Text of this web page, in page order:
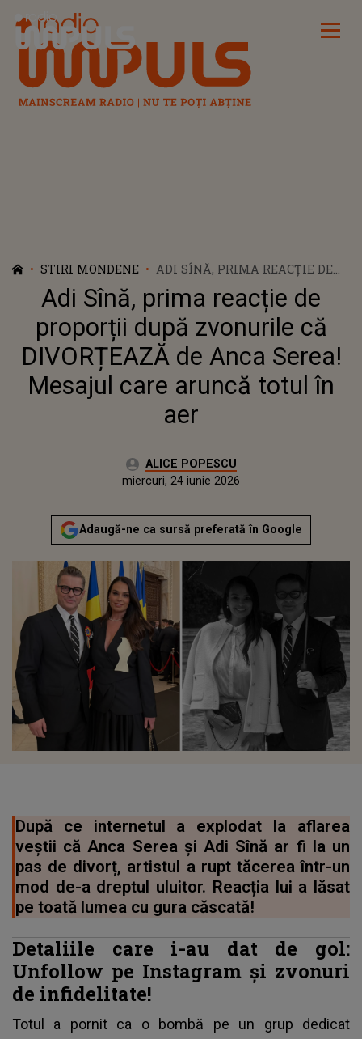
Radio Impuls
STIRI MONDENE
ADI SÎNĂ, PRIMA REACȚIE DE
PROPORȚII DUPĂ ZVONURILE
CĂ DIVORȚEAZĂ DE ANCA
SEREA! MESAJUL CARE
ARUNCĂ TOTUL ÎN AER
Adi Sînă, prima reacție de
proporții după zvonurile că
DIVORȚEAZĂ de Anca Serea!
Mesajul care aruncă totul în
aer
Autor:ALICE POPESCU
Publicat:
miercuri, 24 iunie 2026
Adaugă-ne ca sursă preferată în Google
După ce internetul a explodat la aflarea
veștii că Anca Serea și Adi Sînă ar fi la un
pas de divorț, artistul a rupt tăcerea într-un
mod de-a dreptul uluitor. Reacția lui a lăsat
pe toată lumea cu gura căscată!
Detaliile care i-au dat de gol:
Unfollow pe Instagram și zvonuri
de infidelitate!
Totul a pornit ca o bombă pe un grup dedicat